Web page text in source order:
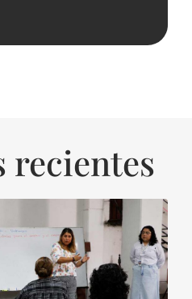
recientes